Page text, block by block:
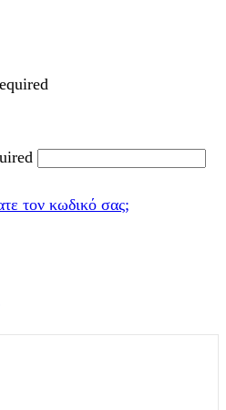
τον κωδικό σας;